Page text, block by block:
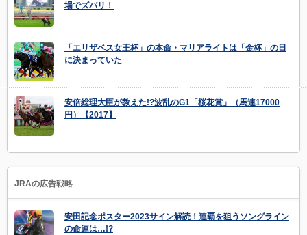
場でズバリ！
「エリザベス女王杯」の本命・マリアライトは「金杯」の日
に決まっていた
安倍総理大臣が教えた!?波乱のG1「桜花賞」（馬連17000
円）【2017】
JRAの広告戦略
安田記念ポスター2023サイン解読！連覇を狙うソングライン
の命運は…!?